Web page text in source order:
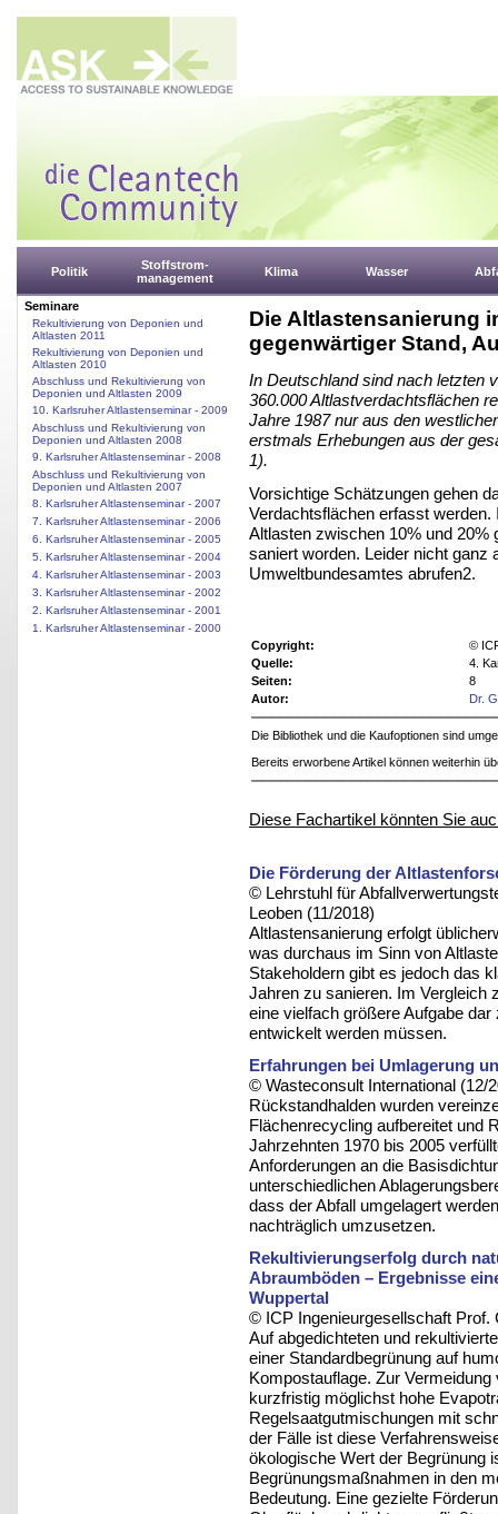
Politik
Stoffstrom-
management
Klima Wasser
Seminare
Rekultivierung von Deponien und
Altlasten 2011
Rekultivierung von Deponien und
Altlasten 2010
Abschluss und Rekultivierung von
Deponien und Altlasten 2009
10. Karlsruher Altlastenseminar - 2009
Abschluss und Rekultivierung von
Deponien und Altlasten 2008
9. Karlsruher Altlastenseminar - 2008
Abschluss und Rekultivierung von
Deponien und Altlasten 2007
8. Karlsruher Altlastenseminar - 2007
7. Karlsruher Altlastenseminar - 2006
6. Karlsruher Altlastenseminar - 2005
5. Karlsruher Altlastenseminar - 2004
4. Karlsruher Altlastenseminar - 2003
3. Karlsruher Altlastenseminar - 2002
2. Karlsruher Altlastenseminar - 2001
1. Karlsruher Altlastenseminar - 2000
Die Altlastensanierung
gegenwärtiger Stand,
In Deutschland sind nach letzten
360.000 Altlastverdachtsflächen
Jahre 1987 nur aus den
erstmals Erhebungen aus der
1).
Vorsichtige Schätzungen gehen
Verdachtsflächen erfasst
Altlasten zwischen 10% und
saniert worden. Leider nicht ganz
Umweltbundesamtes abrufen2.
Copyright:
©
Quelle:
4.
Seiten:
8
Autor:
Dr.
Die Bibliothek und die Kaufoptionen sind
Bereits erworbene Artikel können weiterhin
Diese Fachartikel könnten Sie
Die Förderung der
© Lehrstuhl für
Leoben (11/2018)
Altlastensanierung erfolgt
was durchaus im Sinn von
Stakeholdern gibt es jedoch das
Jahren zu sanieren. Im Vergleich
eine vielfach größere Aufgabe
entwickelt werden müssen.
Erfahrungen bei Umlagerung
© Wasteconsult International (12/
Rückstandhalden wurden
Flächenrecycling aufbereitet und
Jahrzehnten 1970 bis 2005
Anforderungen an die
unterschiedlichen
dass der Abfall umgelagert
nachträglich umzusetzen.
Rekultivierungserfolg durch
Abraumböden – Ergebnisse
Wuppertal
© ICP Ingenieurgesellschaft Prof.
Auf abgedichteten und
einer Standardbegrünung auf
Kompostauflage. Zur
kurzfristig möglichst hohe
Regelsaatgutmischungen mit
der Fälle ist diese
ökologische Wert der Begrünung
Begrünungsmaßnahmen in den
Bedeutung. Eine gezielte